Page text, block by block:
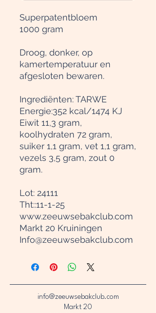
Superpatentbloem
1000 gram
Droog, donker, op
kamertemperatuur en
afgesloten bewaren.
Ingrediënten: TARWE
Energie:352 kcal/1474 KJ
Eiwit 11,3 gram,
koolhydraten 72 gram,
suiker 1,1 gram, vet 1,1 gram,
vezels 3,5 gram, zout 0
gram.
Lot: 24111
Tht::11-1-25
www.zeeuwsebakclub.com
Markt 20 Kruiningen
Info@zeeuwsebakclub.com
info@zeeuwsebakclub.com
Markt 20